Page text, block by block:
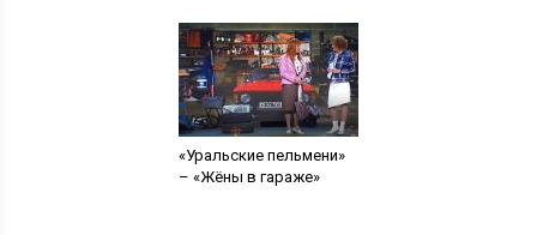
«Уральские пельмени»
– «Жёны в гараже»